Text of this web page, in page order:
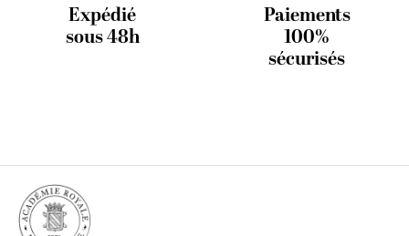
Expédié
sous 48h
Paiements
100%
sécurisés